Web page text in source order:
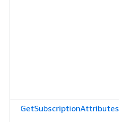
GetSubscriptionAttributes